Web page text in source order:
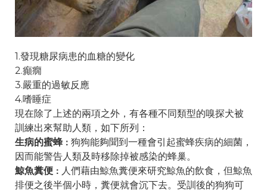
1.發現糖尿病患的血糖的變化
2.癲癇
3.嚴重的過敏反應
4.嗜睡症
現在除了上述的兩項之外，有各種不同類型的嗅探犬被
訓練出來幫助人類，如下所列：
生病的蜜蜂 ： 狗狗能夠聞到一種會引起蜜蜂疾病的細菌，
因而能警告人類及時移除掉被感染的蜂巢。
鯨魚糞便 ： 人們藉由鯨魚糞便來研究鯨魚的飲食，但鯨魚
排便之後半個小時，糞便就會沉下去。受訓後的狗狗可